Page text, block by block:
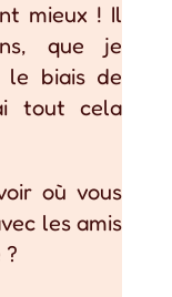
mieux ! Il
que je
le biais de
tout cela
où vous
les amis
?